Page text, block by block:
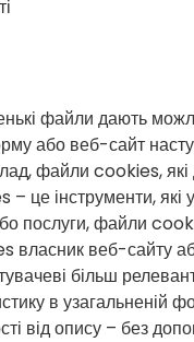
файли дають
або веб-сайт
файли cookies,
це інструменти,
послуги, файли
власник веб-
більш
в узагальненій
від опису – без